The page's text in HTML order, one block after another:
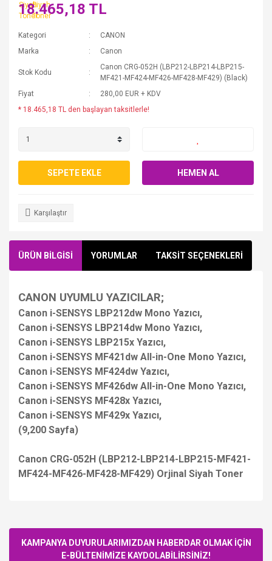
18.465,18 TL
Kategori
CANON
Marka
Canon
Stok Kodu
Canon CRG-052H (LBP212-LBP214-LBP215-
MF421-MF424-MF426-MF428-MF429) (Black)
Fiyat
280,00 EUR + KDV
* 18.465,18 TL den başlayan taksitlerle!
SEPETE EKLE HEMEN AL
Karşılaştır
ÜRÜN BİLGİSİ YORUMLAR TAKSİT SEÇENEKLERİ
CANON UYUMLU YAZICILAR;
Canon i-SENSYS LBP212dw Mono Yazıcı,
Canon i-SENSYS LBP214dw Mono Yazıcı,
Canon i-SENSYS LBP215x Yazıcı,
Canon i-SENSYS MF421dw All-in-One Mono Yazıcı,
Canon i-SENSYS MF424dw Yazıcı,
Canon i-SENSYS MF426dw All-in-One Mono Yazıcı,
Canon i-SENSYS MF428x Yazıcı,
Canon i-SENSYS MF429x Yazıcı,
(9,200 Sayfa)
Canon CRG-052H (LBP212-LBP214-LBP215-MF421-
MF424-MF426-MF428-MF429) Orjinal Siyah Toner
KAMPANYA DUYURULARIMIZDAN HABERDAR OLMAK İÇİN
E-BÜLTENİMİZE KAYDOLABİLİRSİNİZ!